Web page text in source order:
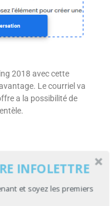
2018 avec cette
Le courriel va
a la possibilité de
électronique en vous
le nom d’un
petits icônes qui
En sélectionnant
INFOLETTRE
et soyez les premiers